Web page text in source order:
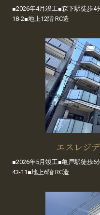
■2026年4月竣工■森下駅徒歩
18-2■地上12階 RC造
エスレジ
■2026年5月竣工■亀戸駅徒歩
43-11■地上6階 RC造